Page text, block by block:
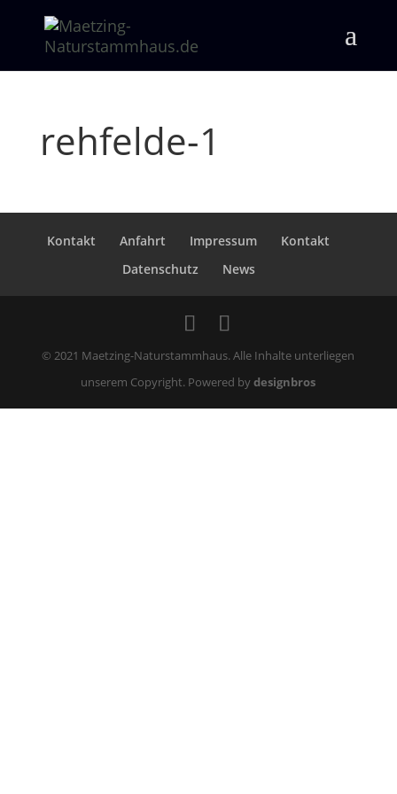
rehfelde-1
Kontakt Anfahrt Impressum
Kontakt
Datenschutz
News
© 2021 Maetzing-Naturstammhaus. Alle Inhalte unterliegen
unserem Copyright. Powered bydesignbros